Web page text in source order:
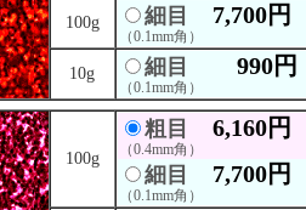
100g 細目 7,700円
（0.1mm角）
10g 細目 990円
（0.1mm角）
100g
粗目 6,160円
（0.4mm角）
細目 7,700円
（0.1mm角）